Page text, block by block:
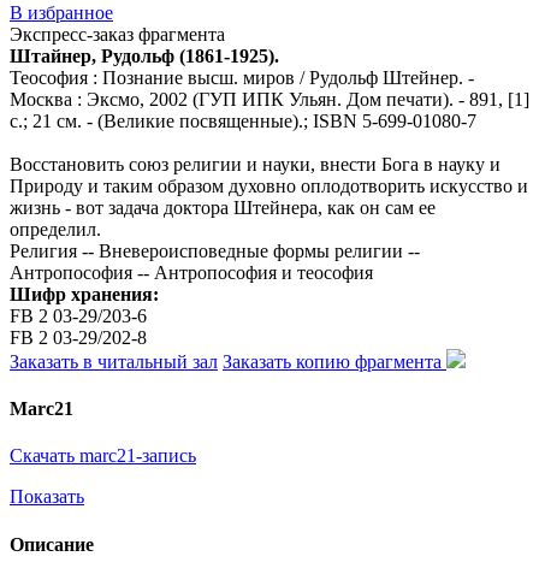
В избранное
Экспресс-заказ фрагмента
Штайнер, Рудольф (1861-1925).
Теософия : Познание высш. миров / Рудольф Штейнер. -
Москва : Эксмо, 2002 (ГУП ИПК Ульян. Дом печати). - 891, [1]
с.; 21 см. - (Великие посвященные).; ISBN 5-699-01080-7
Восстановить союз религии и науки, внести Бога в науку и
Природу и таким образом духовно оплодотворить искусство и
жизнь - вот задача доктора Штейнера, как он сам ее
определил.
Религия -- Вневероисповедные формы религии --
Антропософия -- Антропософия и теософия
Шифр хранения:
FB 2 03-29/203-6
FB 2 03-29/202-8
Заказать в читальный зал Заказать копию фрагмента
Marc21
Скачать marc21-запись
Показать
Описание